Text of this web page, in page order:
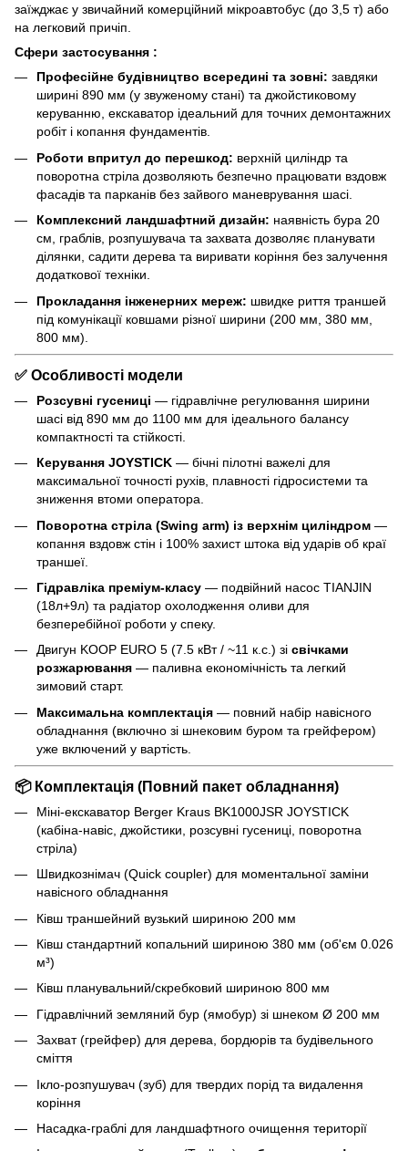
заїжджає у звичайний комерційний мікроавтобус (до 3,5 т) або
на легковий причіп.
Сфери застосування :
Професійне будівництво всередині та зовні: завдяки
ширині 890 мм (у звуженому стані) та джойстиковому
керуванню, екскаватор ідеальний для точних демонтажних
робіт і копання фундаментів.
Роботи впритул до перешкод: верхній циліндр та
поворотна стріла дозволяють безпечно працювати вздовж
фасадів та парканів без зайвого маневрування шасі.
Комплексний ландшафтний дизайн: наявність бура 20
см, граблів, розпушувача та захвата дозволяє планувати
ділянки, садити дерева та виривати коріння без залучення
додаткової техніки.
Прокладання інженерних мереж: швидке риття траншей
під комунікації ковшами різної ширини (200 мм, 380 мм,
800 мм).
✅ Особливості модели
Розсувні гусениці — гідравлічне регулювання ширини
шасі від 890 мм до 1100 мм для ідеального балансу
компактності та стійкості.
Керування JOYSTICK — бічні пілотні важелі для
максимальної точності рухів, плавності гідросистеми та
зниження втоми оператора.
Поворотна стріла (Swing arm) із верхнім циліндром —
копання вздовж стін і 100% захист штока від ударів об краї
траншеї.
Гідравліка преміум-класу — подвійний насос TIANJIN
(18л+9л) та радіатор охолодження оливи для
безперебійної роботи у спеку.
Двигун KOOP EURO 5 (7.5 кВт / ~11 к.с.) зі свічками
розжарювання — паливна економічність та легкий
зимовий старт.
Максимальна комплектація — повний набір навісного
обладнання (включно зі шнековим буром та грейфером)
уже включений у вартість.
📦 Комплектація (Повний пакет обладнання)
Міні-екскаватор Berger Kraus BK1000JSR JOYSTICK
(кабіна-навіс, джойстики, розсувні гусениці, поворотна
стріла)
Швидкознімач (Quick coupler) для моментальної заміни
навісного обладнання
Ківш траншейний вузький шириною 200 мм
Ківш стандартний копальний шириною 380 мм (об'єм 0.026
м³)
Ківш планувальний/скребковий шириною 800 мм
Гідравлічний земляний бур (ямобур) зі шнеком Ø 200 мм
Захват (грейфер) для дерева, бордюрів та будівельного
сміття
Ікло-розпушувач (зуб) для твердих порід та видалення
коріння
Насадка-граблі для ландшафтного очищення території